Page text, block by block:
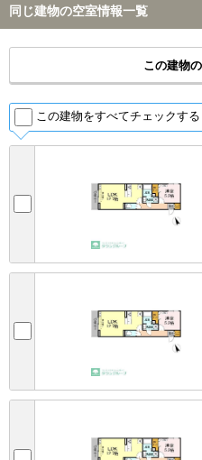
同じ建物の空室情報一覧
この建物
この建物をすべてチェックする